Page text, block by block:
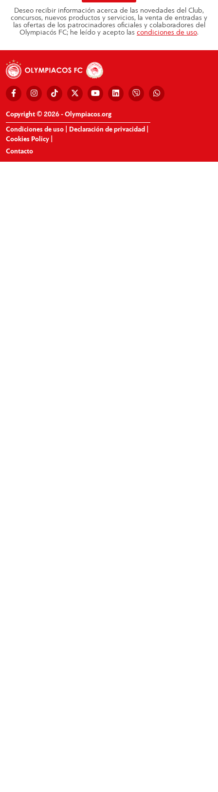
Deseo recibir información acerca de las novedades del Club,
concursos, nuevos productos y servicios, la venta de entradas y
las ofertas de los patrocinadores oficiales y colaboradores del
Olympiacós FC; he leído y acepto las condiciones de uso.
Copyright © 2026 - Olympiacos.org
Condiciones de uso Declaración de privacidad
Cookies Policy
Contacto